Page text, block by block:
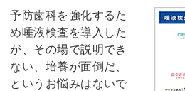
予防歯科を強化するた
め唾液検査を導入した
が、その場で説明でき
ない、培養が面倒だ、
というお悩みはないで